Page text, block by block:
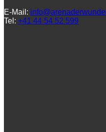
E-Mail:
Tel: +41 44 54 52 599